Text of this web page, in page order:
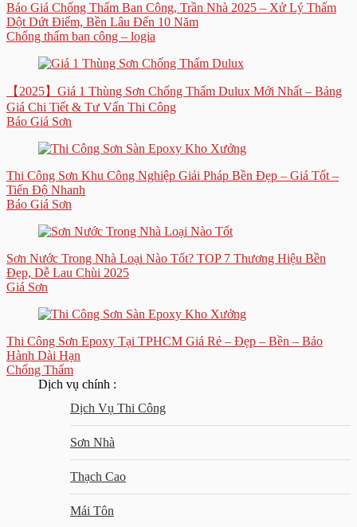
Báo Giá Chống Thấm Ban Công, Trần Nhà 2025 – Xử Lý Thấm
Dột Dứt Điểm, Bền Lâu Đến 10 Năm
Chống thấm ban công – logia
【2025】Giá 1 Thùng Sơn Chống Thấm Dulux Mới Nhất – Bảng
Giá Chi Tiết & Tư Vấn Thi Công
Báo Giá Sơn
Thi Công Sơn Khu Công Nghiệp Giải Pháp Bền Đẹp – Giá Tốt –
Tiến Độ Nhanh
Báo Giá Sơn
Sơn Nước Trong Nhà Loại Nào Tốt? TOP 7 Thương Hiệu Bền
Đẹp, Dễ Lau Chùi 2025
Giá Sơn
Thi Công Sơn Epoxy Tại TPHCM Giá Rẻ – Đẹp – Bền – Bảo
Hành Dài Hạn
Chống Thấm
Dịch vụ chính :
Dịch Vụ Thi Công
Sơn Nhà
Thạch Cao
Mái Tôn